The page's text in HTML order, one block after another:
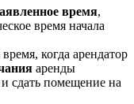
время,
время начала
когда арендатор
аренды
сдать помещение на